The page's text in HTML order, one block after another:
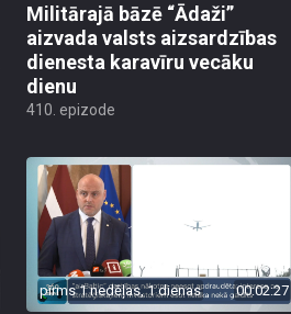
Militārajā bāzē “Ādaži”
aizvada valsts aizsardzības
dienesta karavīru vecāku
dienu
410. epizode
pirms 1 nedēļas, 1 dienas 00:02:27